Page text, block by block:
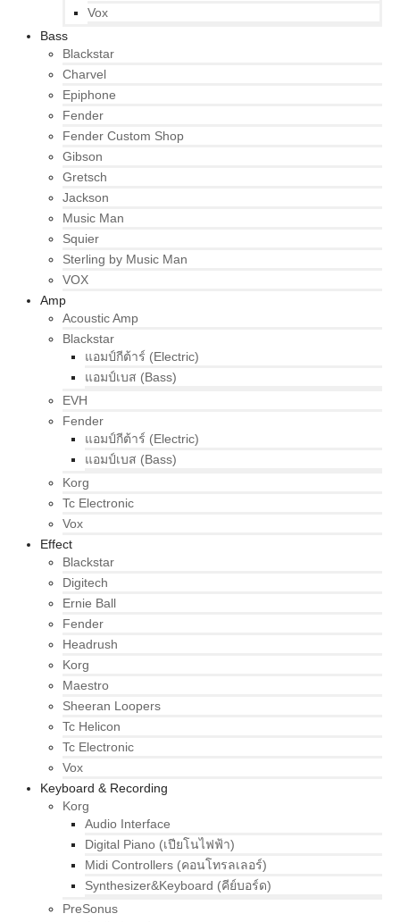
Vox
Bass
Blackstar
Charvel
Epiphone
Fender
Fender Custom Shop
Gibson
Gretsch
Jackson
Music Man
Squier
Sterling by Music Man
VOX
Amp
Acoustic Amp
Blackstar
แอมป์กีต้าร์ (Electric)
แอมป์เบส (Bass)
EVH
Fender
แอมป์กีต้าร์ (Electric)
แอมป์เบส (Bass)
Korg
Tc Electronic
Vox
Effect
Blackstar
Digitech
Ernie Ball
Fender
Headrush
Korg
Maestro
Sheeran Loopers
Tc Helicon
Tc Electronic
Vox
Keyboard & Recording
Korg
Audio Interface
Digital Piano (เปียโนไฟฟ้า)
Midi Controllers (คอนโทรลเลอร์)
Synthesizer&Keyboard (คีย์บอร์ด)
PreSonus